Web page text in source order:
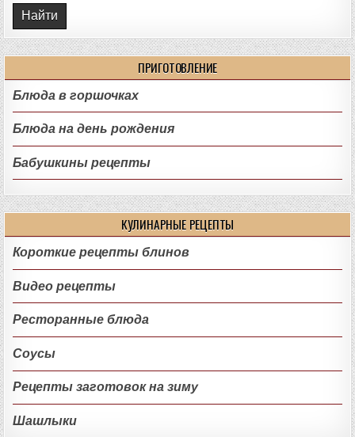
ПРИГОТОВЛЕНИЕ
Блюда в горшочках
Блюда на день рождения
Бабушкины рецепты
КУЛИНАРНЫЕ РЕЦЕПТЫ
Короткие рецепты блинов
Видео рецепты
Ресторанные блюда
Соусы
Рецепты заготовок на зиму
Шашлыки